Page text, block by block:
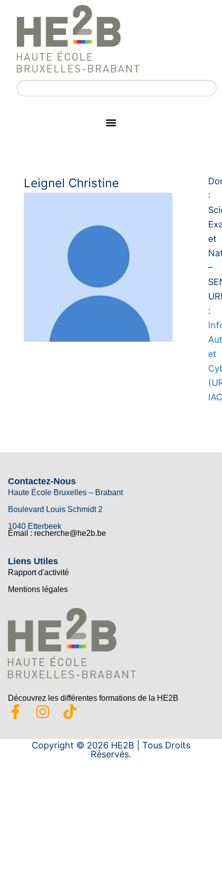
Leignel Christine
:
et
–
:
et
Découvrez les différentes formations de la HE2B
Liens Utiles
Rapport d'activité
Mentions légales
Contactez-Nous
Haute École Bruxelles – Brabant
Boulevard Louis Schmidt 2
1040 Etterbeek
Email : recherche@he2b.be
Copyright © 2026 HE2B | Tous Droits
Réservés.